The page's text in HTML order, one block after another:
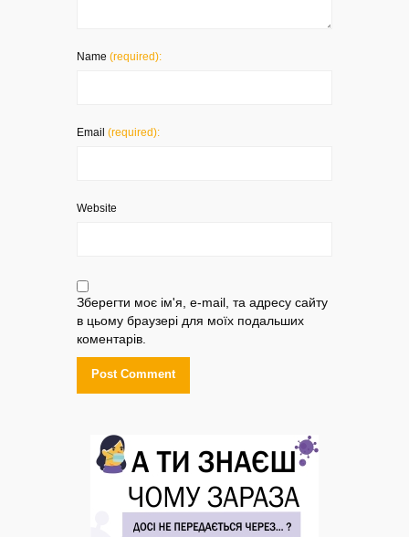
Name (required):
Email (required):
Website
Зберегти моє ім'я, e-mail, та адресу сайту
в цьому браузері для моїх подальших
коментарів.